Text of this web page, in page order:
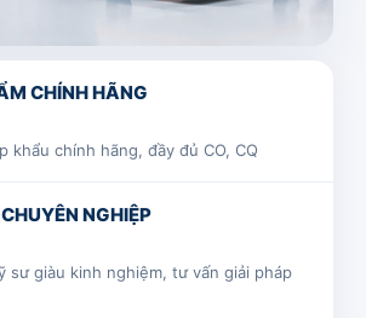
CHÍNH HÃNG
khẩu chính hãng, đầy đủ CO, CQ
NGHIỆP
sư giàu kinh nghiệm, tư vấn giải pháp